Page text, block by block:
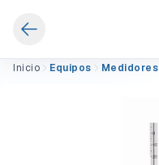
Inicio Equipos Medidores